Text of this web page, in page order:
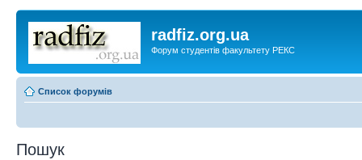
radfiz.org.ua
Форум студентів факультету РЕКС
Список форумів
Пошук